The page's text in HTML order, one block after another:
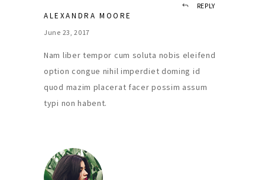
REPLY
ALEXANDRA MOORE
June 23, 2017
Nam liber tempor cum soluta nobis eleifend
option congue nihil imperdiet doming id
quod mazim placerat facer possim assum
typi non habent.